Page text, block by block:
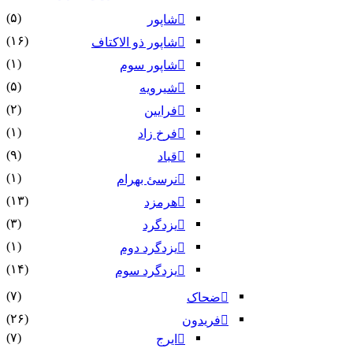
شاپور
(۵)
شاپور ذو الاکتاف
(۱۶)
شاپور سوم‏
(۱)
شیرویه
(۵)
فرایین
(۲)
فرخ زاد
(۱)
قباد
(۹)
نرسئ بهرام‏
(۱)
هرمزد
(۱۳)
یزدگرد
(۳)
یزدگرد دوم
(۱)
یزدگرد سوم
(۱۴)
ضحاک
(۷)
فریدون
(۲۶)
ایرج
(۷)